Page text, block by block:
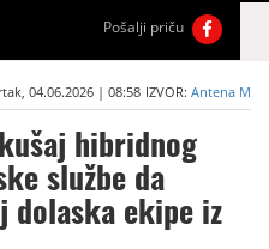
Pošalji priču
04.06.2026 | 08:58 IZVOR: Antena M
hibridnog
službe da
dolaska ekipe iz